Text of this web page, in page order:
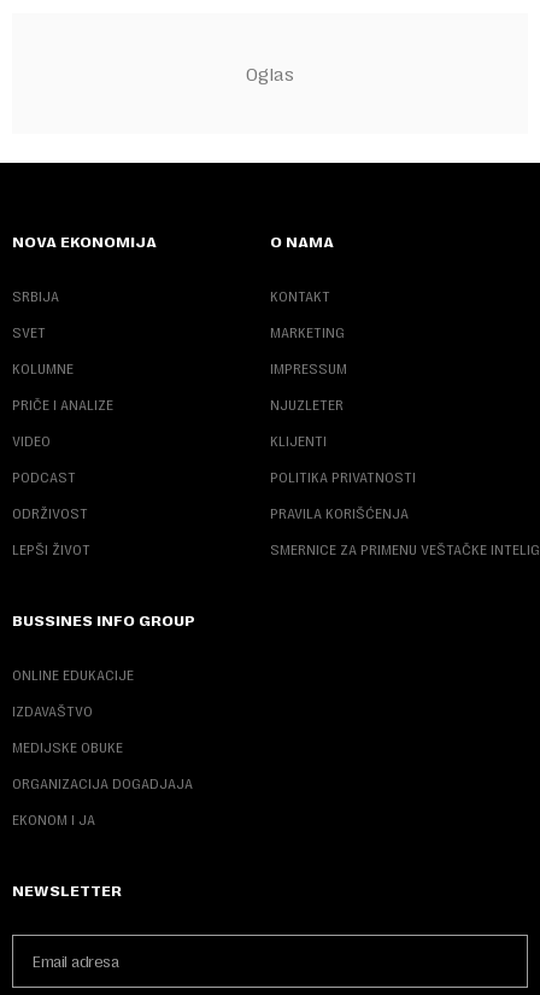
NOVA EKONOMIJA
SRBIJA
SVET
KOLUMNE
PRIČE I ANALIZE
VIDEO
PODCAST
ODRŽIVOST
LEPŠI ŽIVOT
O NAMA
KONTAKT
MARKETING
IMPRESSUM
NJUZLETER
KLIJENTI
POLITIKA PRIVATNOSTI
PRAVILA KORIŠĆENJA
SMERNICE ZA PRIMENU VEŠTAČKE
BUSSINES INFO GROUP
ONLINE EDUKACIJE
IZDAVAŠTVO
MEDIJSKE OBUKE
ORGANIZACIJA DOGADJAJA
EKONOM I JA
NEWSLETTER